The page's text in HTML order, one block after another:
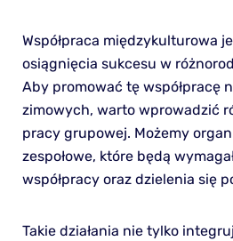
Współpraca międzykulturowa
osiągnięcia sukcesu w
Aby promować tę współpracę
zimowych, warto wprowadzić
pracy grupowej. Możemy
zespołowe, które będą
współpracy oraz dzielenia się
Takie działania nie tylko